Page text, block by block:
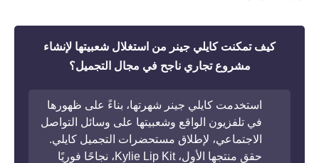
كيف تمكنت كايلي جينر من استغلال شعبيتها لإنشاء
مشروع تجاري ناجح في مجال التجميل؟
استخدمت كايلي جينر شهرتها، بناءً على ظهورها
في تلفزيون الواقع وشعبيتها على وسائل التواصل
الاجتماعي، لإطلاق مستحضرات التجميل كايلي.
حقق منتجها الأول، Kylie Lip Kit، نجاحًا فوريًا